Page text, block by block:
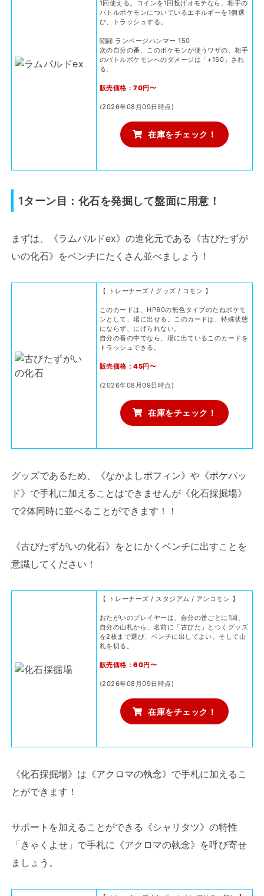
1回使える。コインを1回投げオモテなら、相手の
バトルポケモンについているエネルギーを1個選
び、トラッシュする。
闘闘 ランページハンマー 150
次の自分の番、このポケモンが使うワザの、相手
のバトルポケモンへのダメージは「+150」され
る。
販売価格：70円〜
(2026年08月09日時点)
在庫をチェック！
1ターン目：化石を発掘して盤面に用意！
まずは、《ラムパルドex》の進化元である《古びたずが
いの化石》をベンチにたくさん並べましょう！
【 トレーナーズ / グッズ / コモン 】
このカードは、HP60の無色タイプのたねポケモ
ンとして、場に出せる。このカードは、特殊状態
にならず、にげられない。
自分の番の中でなら、場に出ているこのカードを
トラッシュできる。
販売価格：45円〜
(2026年08月09日時点)
在庫をチェック！
グッズであるため、《なかよしポフィン》や《ポケパッ
ド》で手札に加えることはできませんが《化石採掘場》
で2体同時に並べることができます！！
《古びたずがいの化石》をとにかくベンチに出すことを
意識してください！
【 トレーナーズ / スタジアム / アンコモン 】
おたがいのプレイヤーは、自分の番ごとに1回、
自分の山札から、名前に「古びた」とつくグッズ
を2枚まで選び、ベンチに出してよい。そして山
札を切る。
販売価格：60円〜
(2026年08月09日時点)
在庫をチェック！
《化石採掘場》は《アクロマの執念》で手札に加えるこ
とができます！
サポートを加えることができる《シャリタツ》の特性
「きゃくよせ」で手札に《アクロマの執念》を呼び寄せ
ましょう。